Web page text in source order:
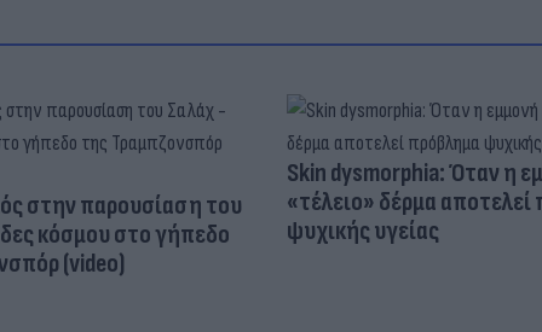
στην παρουσίαση του
κόσμου στο γήπεδο
(video)
Skin dysmorphia: Όταν η
«τέλειο» δέρμα
ψυχικής υγείας